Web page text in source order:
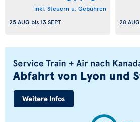
inkl. Steuern u. Gebühren
25 AUG bis 13 SEPT
28 AUG